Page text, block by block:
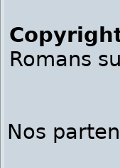
Romans
Nos